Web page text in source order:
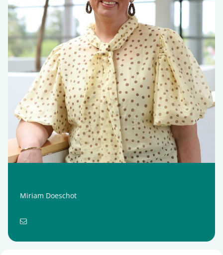
Miriam Doeschot